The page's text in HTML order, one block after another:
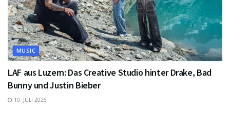
MUSIC
LAF aus Luzern: Das Creative Studio hinter Drake, Bad
Bunny und Justin Bieber
10. JULI 2026